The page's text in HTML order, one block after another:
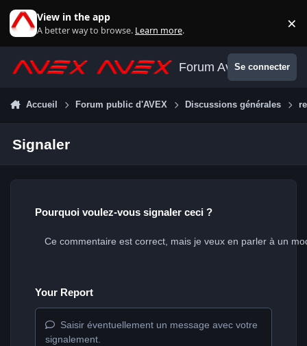
View in the app
A better way to browse. Learn more. ×
Forum AvexSe connecter
Accueil Forum public d'AVEX Discussions générales
Signaler
Pourquoi voulez-vous signaler ceci ?
Your Report
Saisir éventuellement un message avec votre
signalement.